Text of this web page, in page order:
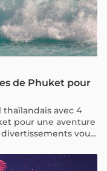
de Phuket pour
thaïlandais avec 4
pour une aventure
vous